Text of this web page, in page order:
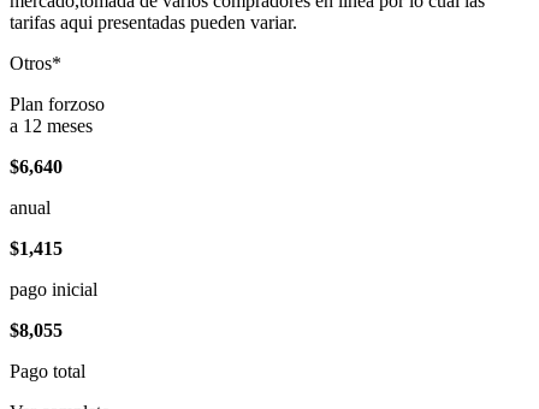
tarifas aqui presentadas pueden variar.
Otros*
Plan forzoso
a 12 meses
$6,640
anual
$1,415
pago inicial
$8,055
Pago total